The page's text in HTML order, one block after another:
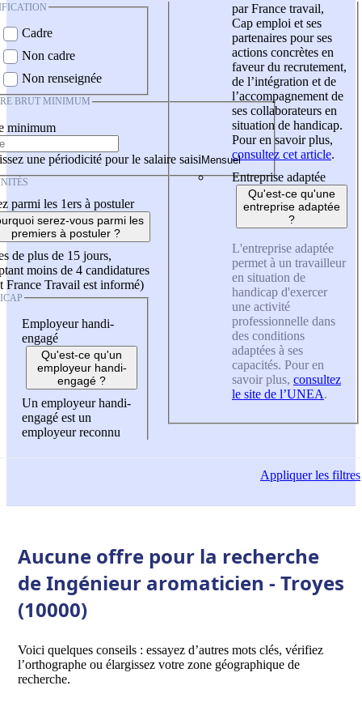
Cadre
Non cadre
Non renseignée
BRUT MINIMUM
minimum
une périodicité pour le salaire saisi
parmi les 1ers à postuler
serez-vous parmi les
premiers à postuler ?
de plus de 15 jours,
moins de 4 candidatures
France Travail est informé)
Employeur handi-
engagé
Qu'est-ce qu'un
employeur handi-
engagé ?
Un employeur handi-
engagé est un
employeur reconnu
par France travail,
Cap emploi et ses
partenaires pour ses
actions concrètes en
faveur du recrutement,
de l’intégration et de
l’accompagnement de
ses collaborateurs en
situation de handicap.
Pour en savoir plus,
consultez cet article.
Entreprise adaptée
Qu'est-ce qu'une
entreprise adaptée
?
L'entreprise adaptée
permet à un travailleur
en situation de
handicap d'exercer
une activité
professionnelle dans
des conditions
adaptées à ses
capacités. Pour en
savoir plus, consultez
le site de l’UNEA.
Appliquerles filtres
Aucune offre pour la recherche
de Ingénieur aromaticien - Troyes
(10000)
Voici quelques conseils : essayez d’autres mots clés, vérifiez
l’orthographe ou élargissez votre zone géographique de
recherche.